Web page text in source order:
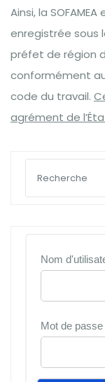
Ainsi, la SOFAMEA
enregistrée sous
préfet de région
conformément
code du travail.
agrément de
Nom
Mot de passe